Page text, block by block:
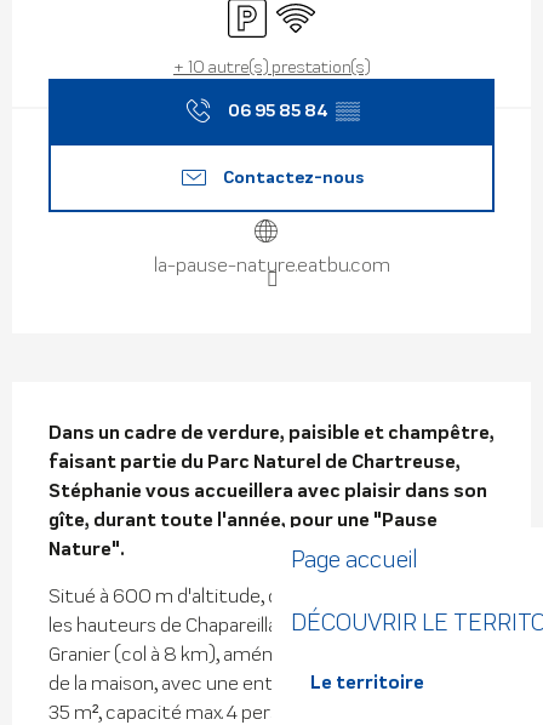
Page accueil
DÉCOUVRIR LE
Le territoire
ParkingWiFi
+ 10 autre(s) prestation(s)
06 95 85 84 ▒▒
Contactez-nous
la-pause-nature.eatbu.com
Description
Dans un cadre de verdure, paisible et champêtre,
faisant partie du Parc Naturel de Chartreuse,
Stéphanie vous accueillera avec plaisir dans son
gîte, durant toute l'année, pour une "Pause
Nature".
Situé à 600 m d'altitude, dans un petit hameau sur
les hauteurs de Chapareillan, au pied du Mont
Granier (col à 8 km), aménagé de plain-pied au RDC
de la maison, avec une entrée indépendante, studio
35 m², capacité max. 4 pers.